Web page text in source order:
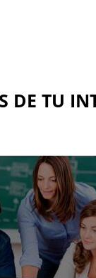
DE TU